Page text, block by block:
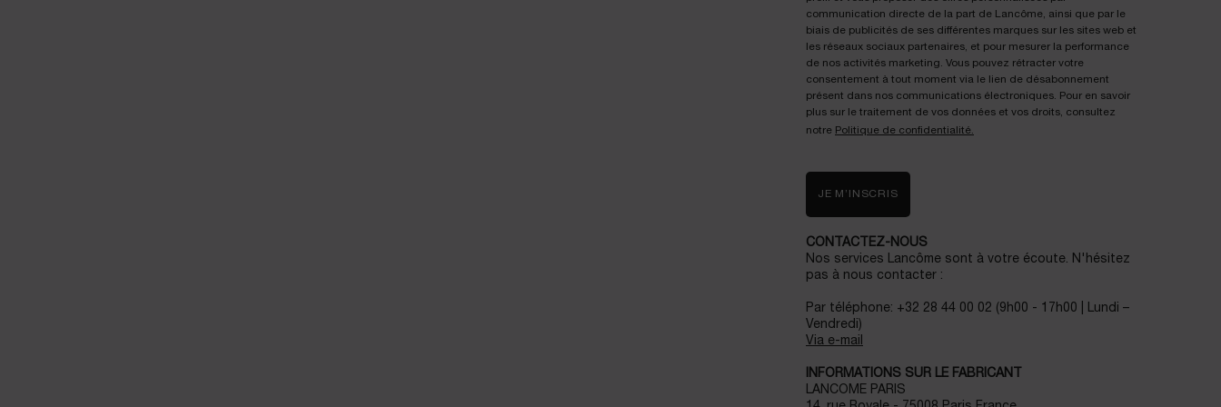
communication directe de la part de Lancôme, ainsi que par le
biais de publicités de ses différentes marques sur les sites web et
les réseaux sociaux partenaires, et pour mesurer la performance
de nos activités marketing. Vous pouvez rétracter votre
consentement à tout moment via le lien de désabonnement
présent dans nos communications électroniques. Pour en savoir
plus sur le traitement de vos données et vos droits, consultez
notre Politique de confidentialité.
JE M’INSCRIS
CONTACTEZ-NOUS
Nos services Lancôme sont à votre écoute. N'hésitez
pas à nous contacter :
Par téléphone: +32 28 44 00 02 (9h00 - 17h00 | Lundi –
Vendredi)
Via e-mail
INFORMATIONS SUR LE FABRICANT
LANCOME PARIS